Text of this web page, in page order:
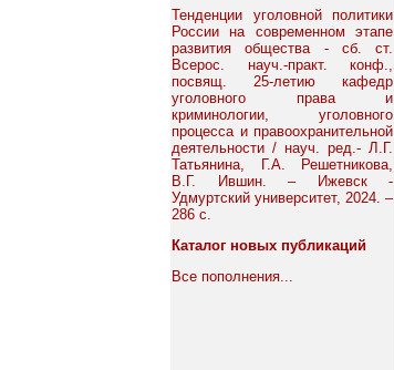
Тенденции уголовной политики
России на современном этапе
развития общества - сб. ст.
Всерос. науч.-практ. конф.,
посвящ. 25-летию кафедр
уголовного права и
криминологии, уголовного
процесса и правоохранительной
деятельности / науч. ред.- Л.Г.
Татьянина, Г.А. Решетникова,
В.Г. Ившин. – Ижевск -
Удмуртский университет, 2024. –
286 с.
Каталог новых публикаций
Все пополнения...